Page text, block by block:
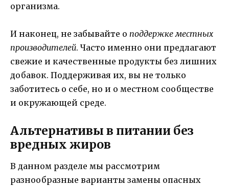
организма.
И наконец, не забывайте о поддержке местных
производителей. Часто именно они предлагают
свежие и качественные продукты без лишних
добавок. Поддерживая их, вы не только
заботитесь о себе, но и о местном сообществе
и окружающей среде.
Альтернативы в питании без
вредных жиров
В данном разделе мы рассмотрим
разнообразные варианты замены опасных